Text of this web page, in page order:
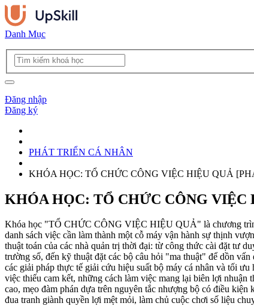
Danh Mục
Đăng nhập
Đăng ký
PHÁT TRIỂN CÁ NHÂN
KHÓA HỌC: TỔ CHỨC CÔNG VIỆC HIỆU QUẢ
KHÓA HỌC: TỔ CHỨC CÔNG
Khóa học "TỔ CHỨC CÔNG VIỆC HIỆU QUẢ" là chương
danh sách việc cần làm thành một cỗ máy vận hành sự thịnh
thuật toán của các nhà quản trị thời đại: từ công thức cài đặt tư
trường số, đến kỹ thuật đặt các bộ câu hỏi "ma thuật" để dồn
các giải pháp thực tế giải cứu hiệu suất bộ máy cá nhân và tối
việc thiếu cam kết, những cách làm việc mang lại biên lợi
cao, mẹo đàm phán dựa trên nguyên tắc nhượng bộ có điều
đua tranh giành quyền lợi mệt mỏi, làm chủ cuộc chơi số liệu